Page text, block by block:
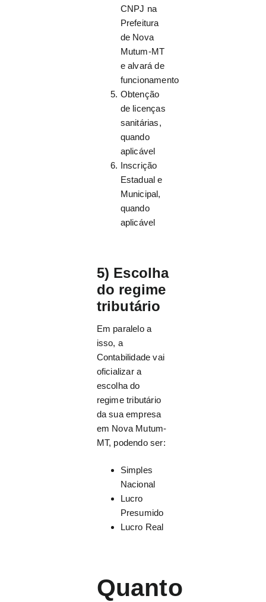
CNPJ na
Prefeitura
de Nova
Mutum-MT
e alvará de
funcionamento
Obtenção
de licenças
sanitárias,
quando
aplicável
Inscrição
Estadual e
Municipal,
quando
aplicável
5) Escolha
do regime
tributário
Em paralelo a
isso, a
Contabilidade vai
oficializar a
escolha do
regime tributário
da sua empresa
em Nova Mutum-
MT, podendo ser:
Simples
Nacional
Lucro
Presumido
Lucro Real
Quanto